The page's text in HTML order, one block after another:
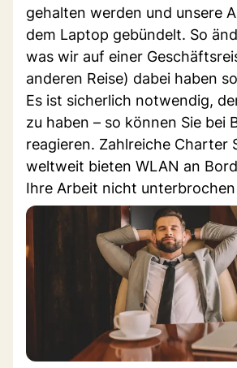
gehalten werden und unsere
dem Laptop gebündelt. So
was wir auf einer
anderen Reise) dabei haben
Es ist sicherlich notwendig,
zu haben – so können Sie bei
reagieren. Zahlreiche Charter
weltweit bieten WLAN an
Ihre Arbeit nicht